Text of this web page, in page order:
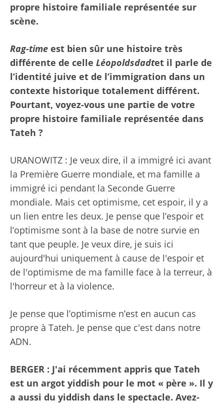
propre histoire familiale représentée sur
scène.
Rag-time est bien sûr une histoire très
différente de celle Léopoldsdadtet il parle de
l’identité juive et de l’immigration dans un
contexte historique totalement différent.
Pourtant, voyez-vous une partie de votre
propre histoire familiale représentée dans
Tateh ?
URANOWITZ : Je veux dire, il a immigré ici avant
la Première Guerre mondiale, et ma famille a
immigré ici pendant la Seconde Guerre
mondiale. Mais cet optimisme, cet espoir, il y a
un lien entre les deux. Je pense que l’espoir et
l’optimisme sont à la base de notre survie en
tant que peuple. Je veux dire, je suis ici
aujourd'hui uniquement à cause de l'espoir et
de l'optimisme de ma famille face à la terreur, à
l'horreur et à la violence.
Je pense que l’optimisme n’est en aucun cas
propre à Tateh. Je pense que c'est dans notre
ADN.
BERGER : J'ai récemment appris que Tateh
est un argot yiddish pour le mot « père ». Il y
a aussi du yiddish dans le spectacle. Avez-